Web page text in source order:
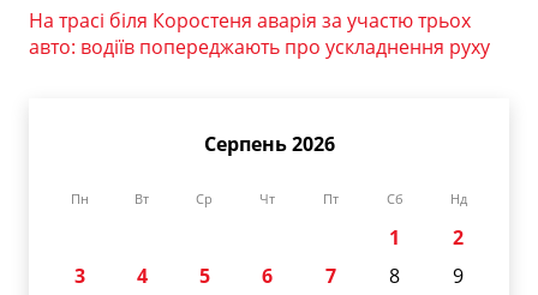
На трасі біля Коростеня аварія за участю трьох
авто: водіїв попереджають про ускладнення руху
Серпень 2026
Пн Вт Ср Чт Пт Сб Нд
1
2
3
4 5 6 7 8
9